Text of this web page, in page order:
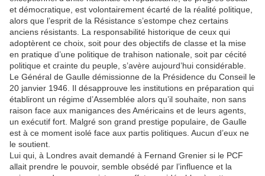
et démocratique, est volontairement écarté de la réalité politique,
alors que l’esprit de la Résistance s’estompe chez certains
anciens résistants. La responsabilité historique de ceux qui
adoptèrent ce choix, soit pour des objectifs de classe et la mise
en pratique d’une politique de trahison nationale, soit par cécité
politique et crainte du peuple, s’avère aujourd’hui considérable.
Le Général de Gaulle démissionne de la Présidence du Conseil le
20 janvier 1946. Il désapprouve les institutions en préparation qui
établiront un régime d’Assemblée alors qu’il souhaite, non sans
raison face aux manigances des Américains et de leurs agents,
un exécutif fort. Malgré son grand prestige populaire, de Gaulle
est à ce moment isolé face aux partis politiques. Aucun d’eux ne
le soutient.
Lui qui, à Londres avait demandé à Fernand Grenier si le PCF
allait prendre le pouvoir, semble obsédé par l’influence et la